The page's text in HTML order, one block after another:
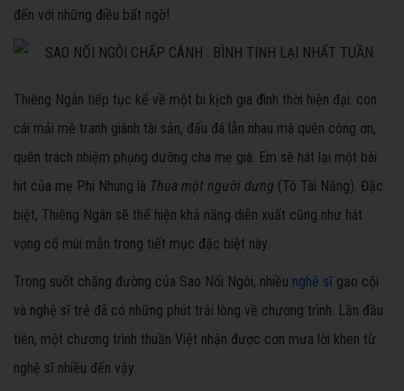
đến với những điều bất ngờ!
Thiêng Ngân tiếp tục kể về một bi kịch gia đình thời hiện đại: con
cái mải mê tranh giành tài sản, đấu đá lẫn nhau mà quên công ơn,
quên trách nhiệm phụng dưỡng cha mẹ già. Em sẽ hát lại một bài
hit của mẹ Phi Nhung là Thua một người dưng (Tô Tài Năng). Đặc
biệt, Thiêng Ngân sẽ thể hiện khả năng diễn xuất cũng như hát
vọng cổ mùi mẫn trong tiết mục đặc biệt này.
Trong suốt chặng đường của Sao Nối Ngôi, nhiều nghệ sĩ gạo cội
và nghệ sĩ trẻ đã có những phút trải lòng về chương trình. Lần đầu
tiên, một chương trình thuần Việt nhận được cơn mưa lời khen từ
nghệ sĩ nhiều đến vậy.